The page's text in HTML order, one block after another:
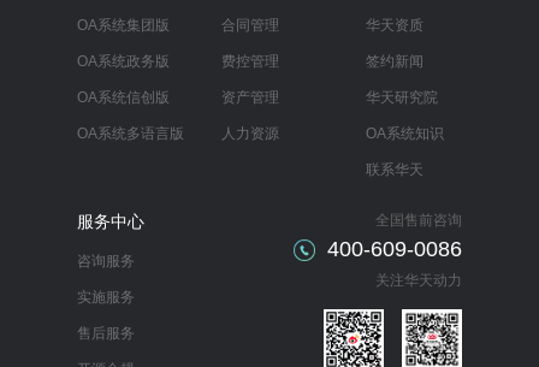
OA系统集团版
OA系统政务版
OA系统信创版
OA系统多语言版
合同管理
费控管理
资产管理
人力资源
华天资质
签约新闻
华天研究院
OA系统知识
联系华天
服务中心
咨询服务
实施服务
售后服务
全国售前咨询
400-609-0086
关注华天动力